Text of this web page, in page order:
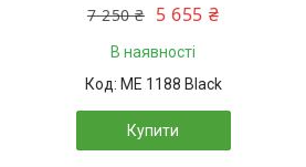
7 250 ₴ 5 655 ₴
В наявності
ME 1188 Black
Купити